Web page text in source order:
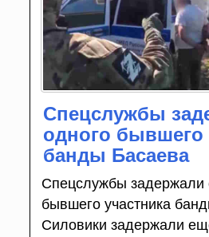
Спецслужбы
одного бывшего
банды Басаева
Спецслужбы задержали
бывшего участника
Силовики задержали